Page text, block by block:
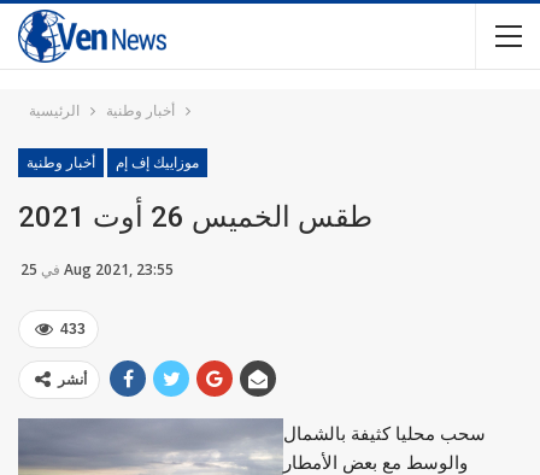
الرئيسية أخبار وطنية
أخبار وطنية موزاييك إف إم
طقس الخميس 26 أوت 2021
في 25 Aug 2021, 23:55
433
أنشر
سحب محليا كثيفة بالشمال
والوسط مع بعض الأمطار